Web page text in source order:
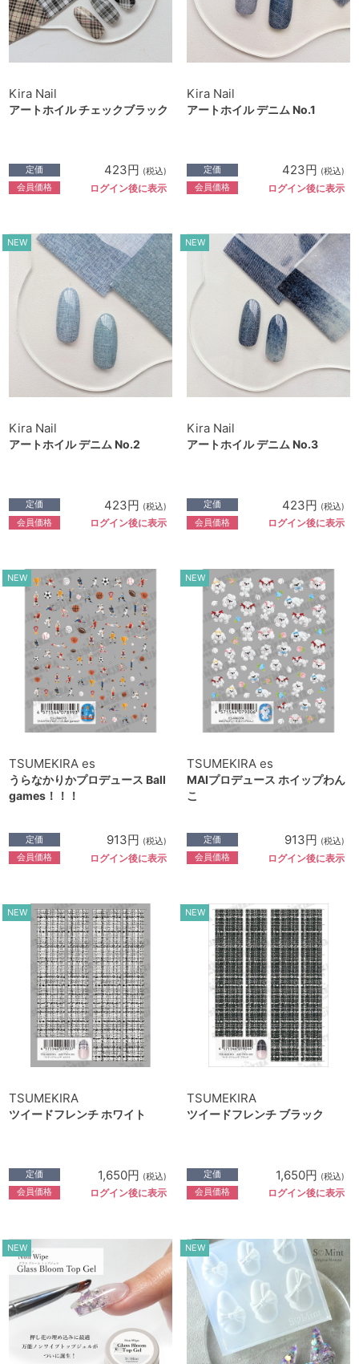
Kira Nail
アートホイル チェックブラック
定価 423円 (税込)
会員価格 ログイン後に表示
Kira Nail
アートホイル デニム No.1
定価 423円 (税込)
会員価格 ログイン後に表示
NEW
Kira Nail
アートホイル デニム No.2
定価 423円 (税込)
会員価格 ログイン後に表示
NEW
Kira Nail
アートホイル デニム No.3
定価 423円 (税込)
会員価格 ログイン後に表示
NEW
TSUMEKIRA es
うらなかりかプロデュース Ball
games！！！
定価 913円 (税込)
会員価格 ログイン後に表示
NEW
TSUMEKIRA es
MAIプロデュース ホイップわん
こ
定価 913円 (税込)
会員価格 ログイン後に表示
NEW
TSUMEKIRA
ツイードフレンチ ホワイト
定価 1,650円 (税込)
会員価格 ログイン後に表示
NEW
TSUMEKIRA
ツイードフレンチ ブラック
定価 1,650円 (税込)
会員価格 ログイン後に表示
NEW NEW